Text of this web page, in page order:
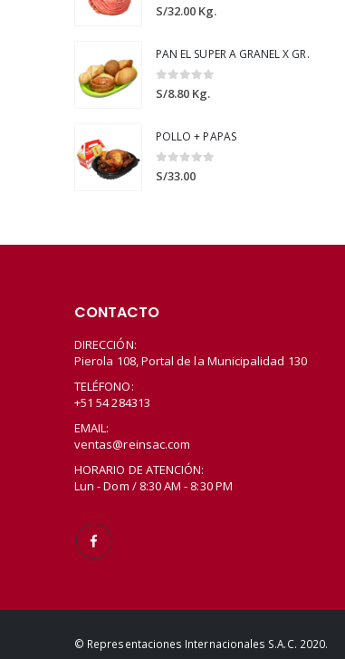
0 out of 5
S/32.00 Kg.
PAN EL SUPER A GRANEL X GR.
0 out of 5
S/8.80 Kg.
POLLO + PAPAS
0 out of 5
S/33.00
CONTACTO
DIRECCIÓN:
Pierola 108, Portal de la Municipalidad 130
TELÉFONO:
+51 54 284313
EMAIL:
ventas@reinsac.com
HORARIO DE ATENCIÓN:
Lun - Dom / 8:30 AM - 8:30 PM
© Representaciones Internacionales S.A.C. 2020.